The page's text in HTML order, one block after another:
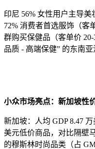
印尼 56% 女性用户主导
72% 消费者首选服饰（客
群购买保健品（客单价
品质 - 高端保健” 的东南亚
小众市场亮点：新加坡性
新加坡：人均 GDP 8.47
美元低价商品，对比隔壁
的穆斯林时尚品类（占